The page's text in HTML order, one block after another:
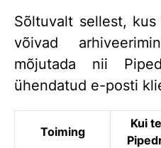
Sõltuvalt sellest,
võivad
mõjutada nii
ühendatud e-posti
Toiming
Kui